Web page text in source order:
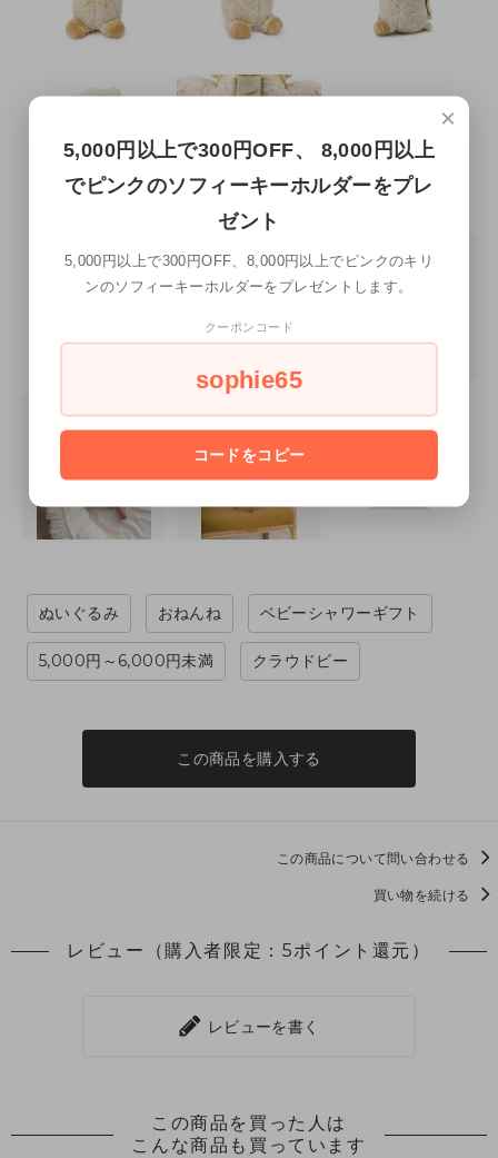
ぬいぐるみ おねんね ベビーシャワーギフト
5,000円～6,000円未満 クラウドビー
この商品を購入する
この商品について問い合わせる
買い物を続ける
レビュー（購入者限定：5ポイント還元）
レビューを書く
この商品を買った人は
こんな商品も買っています
×
5,000円以上で300円OFF、 8,000円以上
でピンクのソフィーキーホルダーをプレ
ゼント
5,000円以上で300円OFF、8,000円以上でピンクのキリ
ンのソフィーキーホルダーをプレゼントします。
クーポンコード
sophie65
コードをコピー